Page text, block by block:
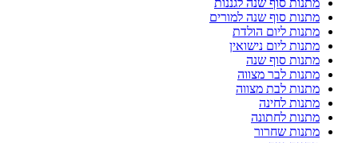
מתנות סוף שנה לגננות
מתנות סוף שנה למורים
מתנות ליום הולדת
מתנות ליום נישואין
מתנות סוף שנה
מתנות לבר מצווה
מתנות לבת מצווה
מתנות לחינה
מתנות לחתונה
מתנות שחרור